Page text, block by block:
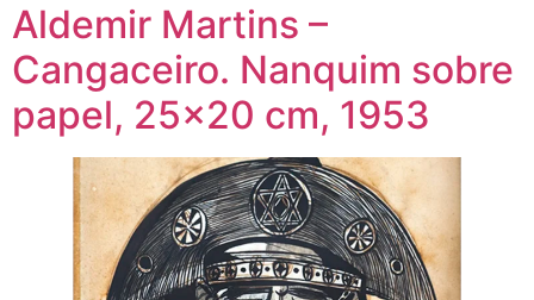
Aldemir Martins –
Cangaceiro. Nanquim sobre
papel, 25×20 cm, 1953